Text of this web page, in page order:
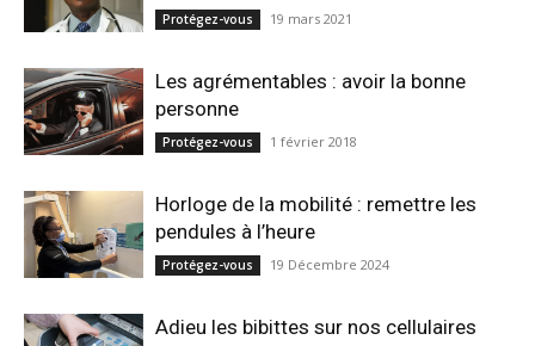
Protégez-vous 19 mars 2021
Les agrémentables : avoir la bonne
personne
Protégez-vous 1 février 2018
Horloge de la mobilité : remettre les
pendules à l’heure
Protégez-vous 19 Décembre 2024
Adieu les bibittes sur nos cellulaires